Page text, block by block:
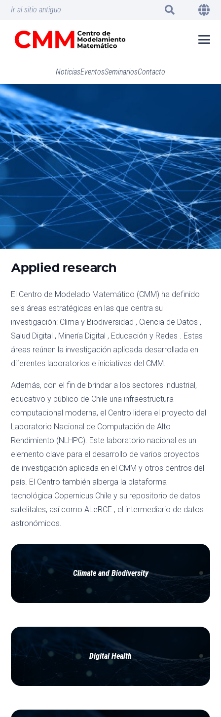
Ir al sitio antiguo
NoticiasEventosSeminariosContacto
Applied research
El Centro de Modelado Matemático (CMM) ha definido
seis áreas estratégicas en las que centra su
investigación: Clima y Biodiversidad , Ciencia de Datos ,
Salud Digital , Minería Digital , Educación y Redes . Estas
áreas reúnen la investigación aplicada desarrollada en
diferentes laboratorios e iniciativas del CMM.
Además, con el fin de brindar a los sectores industrial,
educativo y público de Chile una infraestructura
computacional moderna, el Centro lidera el proyecto del
Laboratorio Nacional de Computación de Alto
Rendimiento (NLHPC). Este laboratorio nacional es un
elemento clave para el desarrollo de varios proyectos
de investigación aplicada en el CMM y otros centros del
país. El Centro también alberga la plataforma
tecnológica Copernicus Chile y su repositorio de datos
satelitales, así como ALeRCE , el intermediario de datos
astronómicos.
Climate and Biodiversity
Digital Health